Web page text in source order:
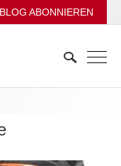
BLOG ABONNIEREN